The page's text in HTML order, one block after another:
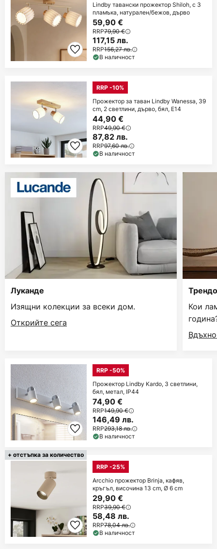
Lindby тавански прожектор Shiloh, с 3
пламъка, натурален/бежов, дърво
59,90 €
RRP79,90 €
117,15 лв.
RRP156,27 лв.
В наличност
RRP -10%
Прожектор за таван Lindby Wanessa, 39
cm, 2 светлини, дърво, бял, E14
44,90 €
RRP49,90 €
87,82 лв.
RRP97,60 лв.
В наличност
Луканде
Изящни колекции за всеки дом.
Открийте сега
Кои
RRP -50%
Прожектор Lindby Kardo, 3 светлини,
бял, метал, IP44
74,90 €
RRP149,90 €
146,49 лв.
RRP293,18 лв.
В наличност
+ отстъпка за количество
RRP -25%
Arcchio прожектор Brinja, кафяв,
кръгъл, височина 13 cm, Ø 6 cm
29,90 €
RRP39,90 €
58,48 лв.
RRP78,04 лв.
В наличност